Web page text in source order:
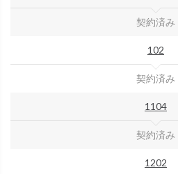
契約済み
102
契約済み
1104
契約済み
1202